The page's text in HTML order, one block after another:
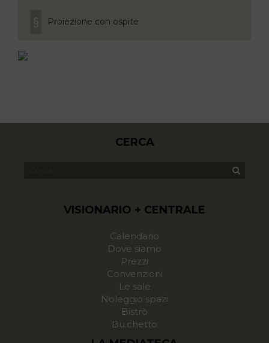
Proiezione con ospite
CERCA
VISIONARIO + CENTRALE
Calendario
Dove siamo
Prezzi
Convenzioni
Le sale
Noleggio spazi
Bistrò
Bu.chetto